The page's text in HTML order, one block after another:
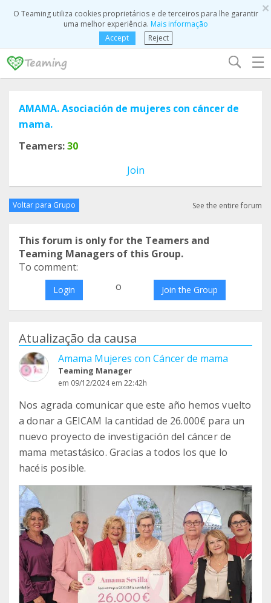
×
O Teaming utiliza cookies proprietários e de terceiros para lhe garantir
uma melhor experiência. Mais informação
Accept
Reject
☰
AMAMA. Asociación de mujeres con cáncer de
mama.
Teamers:30
Join
Voltar para Grupo See the entire forum
This forum is only for the Teamers and
Teaming Managers of this Group.
To comment:
Login o Join the Group
Atualização da causa
Amama Mujeres con Cáncer de mama
Teaming Manager
em 09/12/2024 em 22:42h
Nos agrada comunicar que este año hemos vuelto
a donar a GEICAM la cantidad de 26.000€ para un
nuevo proyecto de investigación del cáncer de
mama metastásico. Gracias a todos los que lo
hacéis posible.